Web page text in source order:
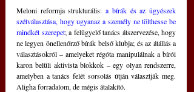
Meloni reformja strukturális: a bírák és az ügyészek
szétválasztása, hogy ugyanaz a személy ne tölthesse be
mindkét szerepet; a felügyelő tanács átszervezése, hogy
ne legyen önellenőrző bírák belső klubja; és az átállás a
választásokról – amelyeket régóta manipulálnak a bírói
karon belüli aktivista blokkok – egy olyan rendszerre,
amelyben a tanács felét sorsolás útján választják meg.
Aligha forradalom, de mégis átalakító.